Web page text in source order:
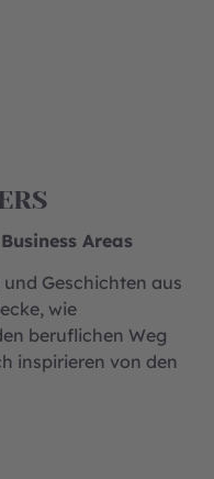
Areas
Geschichten aus
wie
beruflichen Weg
inspirieren von den